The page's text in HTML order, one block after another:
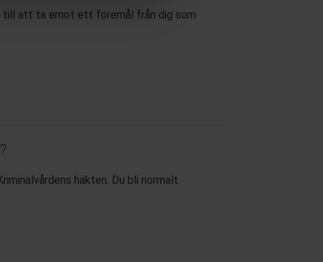
till att ta emot ett föremål från dig som
häkten. Du bli normalt